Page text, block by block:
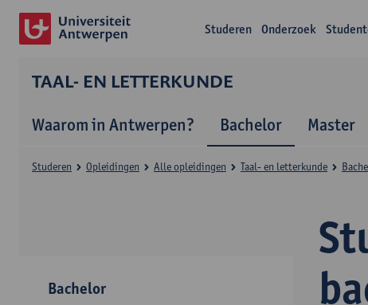
Studeren Onderzoek
TAAL- EN LETTERKUNDE
Waarom in Antwerpen? Bachelor Master
Studeren Opleidingen Alle opleidingen Taal- en letterkunde
Bachelor